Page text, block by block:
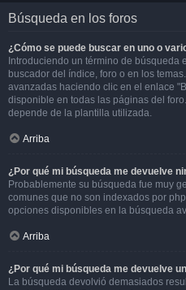
Búsqueda en los foros
¿Cómo se puede buscar en uno o
Introduciendo un término de búsqueda
buscador del índice, foro o en los
avanzadas haciendo clic en el enlace
disponible en todas las páginas del
depende de la plantilla utilizada.
Arriba
¿Por qué mi búsqueda me devuelve
Probablemente su búsqueda fue muy
comunes que no son indexados por
opciones disponibles en la búsqueda
Arriba
¿Por qué mi búsqueda me devuelve
La búsqueda devolvió demasiados